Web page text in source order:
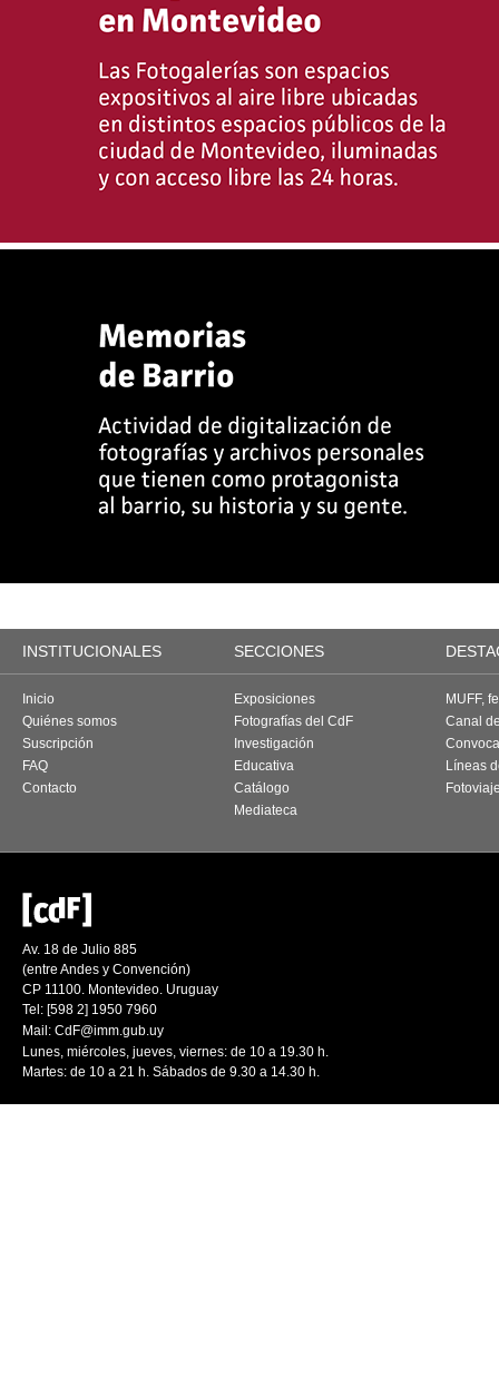
INSTITUCIONALES SECCIONES
Inicio
Quiénes somos
Suscripción
FAQ
Contacto
Exposiciones
Fotografías del CdF
Investigación
Educativa
Catálogo
Mediateca
MUFF,
Canal
Líneas
Av. 18 de Julio 885
(entre Andes y Convención)
CP 11100. Montevideo. Uruguay
Tel: [598 2] 1950 7960
Mail: CdF@imm.gub.uy
Lunes, miércoles, jueves, viernes: de 10 a 19.30 h.
Martes: de 10 a 21 h. Sábados de 9.30 a 14.30 h.